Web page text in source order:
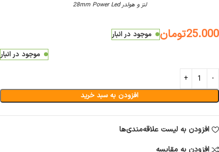
لنز و هولدر 28mm Power Led
25.000تومان
موجود در انبار
موجود در انبار
افزودن به سبد خرید
افزودن به لیست علاقه‌مندی‌ها